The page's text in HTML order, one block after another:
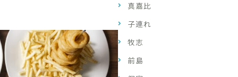
真嘉比
子連れ
牧志
前島